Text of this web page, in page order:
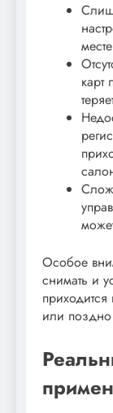
карт
Особое
снимать и
или поздно